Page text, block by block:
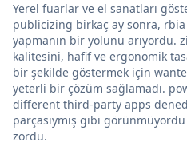
Yerel fuarlar ve el sanatları
publicizing birkaç ay sonra, rbia
yapmanın bir yolunu arıyordu.
kalitesini, hafif ve ergonomik
bir şekilde göstermek için
yeterli bir çözüm sağlamadı.
different third-party apps
parçasıymış gibi görünmüyordu
zordu.